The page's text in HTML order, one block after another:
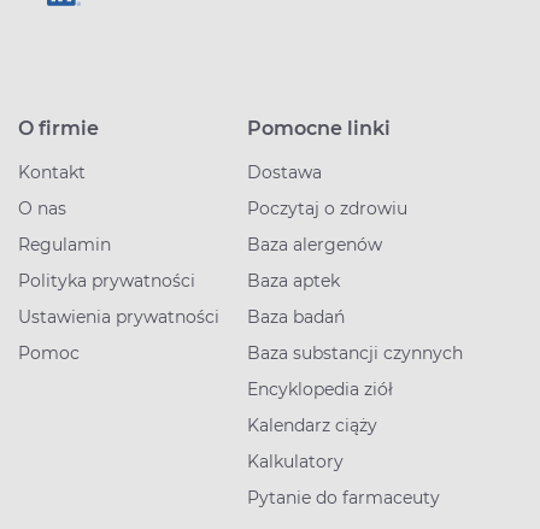
O firmie
Kontakt
O nas
Regulamin
Polityka prywatności
Ustawienia prywatności
Pomoc
Pomocne linki
Dostawa
Poczytaj o zdrowiu
Baza alergenów
Baza aptek
Baza badań
Baza substancji czynnych
Encyklopedia ziół
Kalendarz ciąży
Kalkulatory
Pytanie do farmaceuty